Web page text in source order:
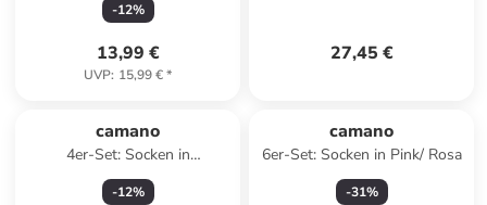
-12%
13,99 €
UVP: 15,99 €*
27,45 €
camano
4er-Set: Socken in
Dunkelblau/ Grau
-12%
camano
6er-Set: Socken in Pink/ Rosa
-31%